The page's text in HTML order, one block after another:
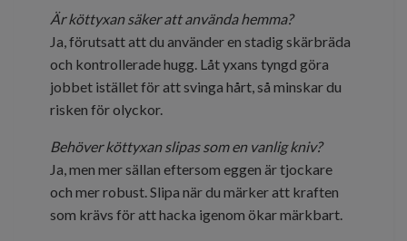
Är köttyxan säker att använda hemma?
Ja, förutsatt att du använder en stadig skärbräda
och kontrollerade hugg. Låt yxans tyngd göra
jobbet istället för att svinga hårt, så minskar du
risken för olyckor.
Behöver köttyxan slipas som en vanlig kniv?
Ja, men mer sällan eftersom eggen är tjockare
och mer robust. Slipa när du märker att kraften
som krävs för att hacka igenom ökar märkbart.